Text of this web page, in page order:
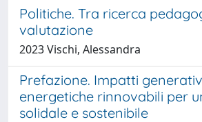
Politiche. Tra ricerca
valutazione
2023 Vischi, Alessandra
Prefazione. Impatti
energetiche rinnovabili per
solidale e sostenibile